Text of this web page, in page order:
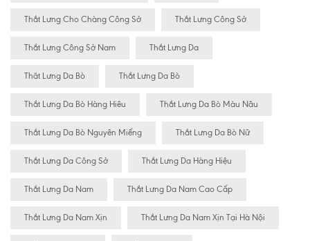
Thắt Lưng Cho Chàng Công Sở Thắt Lưng Công Sở
Thắt Lưng Công Sở Nam Thắt Lưng Da
Thăt Lưng Da Bò Thắt Lưng Da Bò
Thắt Lưng Da Bò Hàng Hiêu Thắt Lưng Da Bò Màu Nâu
Thắt Lưng Da Bò Nguyên Miếng Thắt Lưng Da Bò Nữ
Thắt Lưng Da Công Sở Thắt Lưng Da Hàng Hiệu
Thắt Lưng Da Nam Thắt Lưng Da Nam Cao Cấp
Thắt Lưng Da Nam Xịn Thắt Lưng Da Nam Xịn Tại Hà Nội